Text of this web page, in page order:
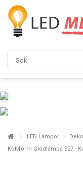
LED Lampor
Kolvform Glödlampa E27 -